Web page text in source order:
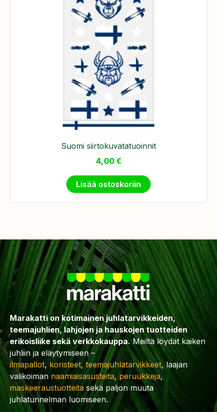
Suomi siirtokuvatatuoinnit
4,00 €
Lisää ostoskoriin
Marakatti on kotimainen juhlatarvikkeiden,
teemajuhlien, lahjojen ja hauskojen tuotteiden
erikoisliike sekä verkkokauppa. Meiltä löydät kaiken
juhliin ja eläytymiseen –
ilmapallot, koristeet,teemajuhlatarvikkeet, laajan
valikoiman naamiaisasusteita, peruukkeja,
maskeeraustuotteita sekä paljon muuta
juhlatunnelman luomiseen.